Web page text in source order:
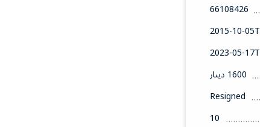
66108426
2015-10-
2023-05-
1600 دينار
Resigned
10